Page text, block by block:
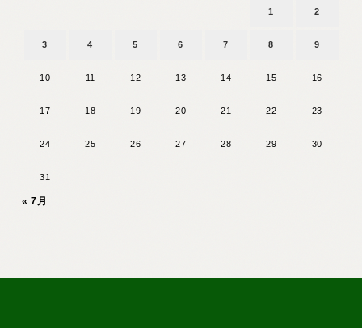
1 2
3 4 5 6 7 8 9
10 11 12 13 14 15 16
17 18 19 20 21 22 23
24 25 26 27 28 29 30
31
« 7月